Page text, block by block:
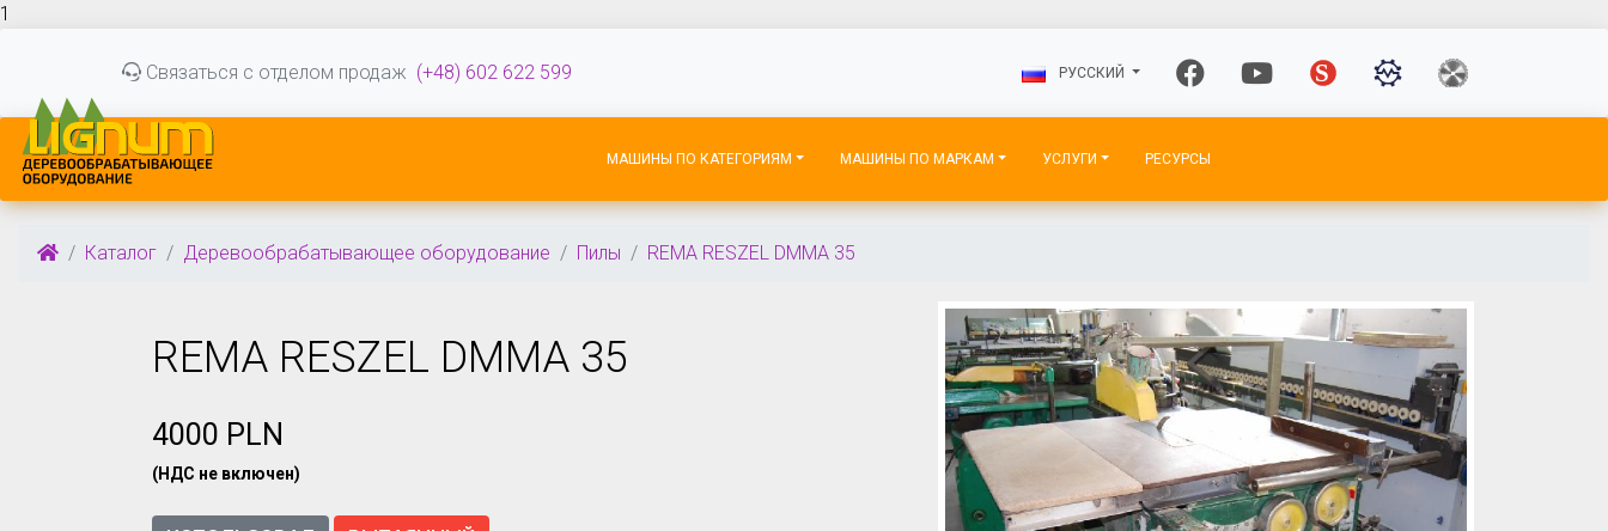
1
Связаться с отделом продаж (+48) 602 622 599 PУССКИЙ
МАШИНЫ ПО КАТЕГОРИЯМ МАШИНЫ ПО МАРКАМ УСЛУГИ РЕСУРСЫ
Каталог Деревообрабатывающее оборудование Пилы REMA RESZEL DMMA 35
REMA RESZEL DMMA 35
4000 PLN
(НДС не включен)